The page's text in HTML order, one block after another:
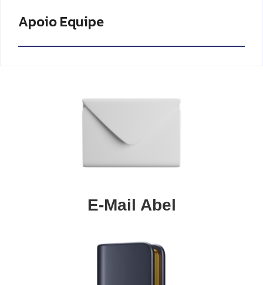
Apoio Equipe
E-Mail Abel